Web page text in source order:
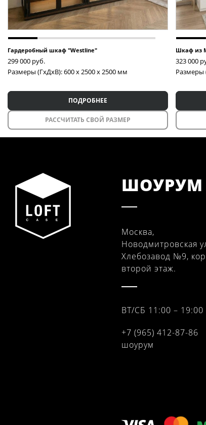
Гардеробный шкаф "Westline"
299 000 руб.
Размеры (ГxДxВ): 600 x 2500 x 2500 мм
ПОДРОБНЕЕ
РАССЧИТАТЬ СВОЙ РАЗМЕР
Шкаф из
323 000
Размеры
ШОУРУМ
Москва,
Новодмитровская
Хлебозавод №9,
второй этаж.
ВТ/СБ 11:00 – 19:00
+7 (965) 412-87-86
шоурум